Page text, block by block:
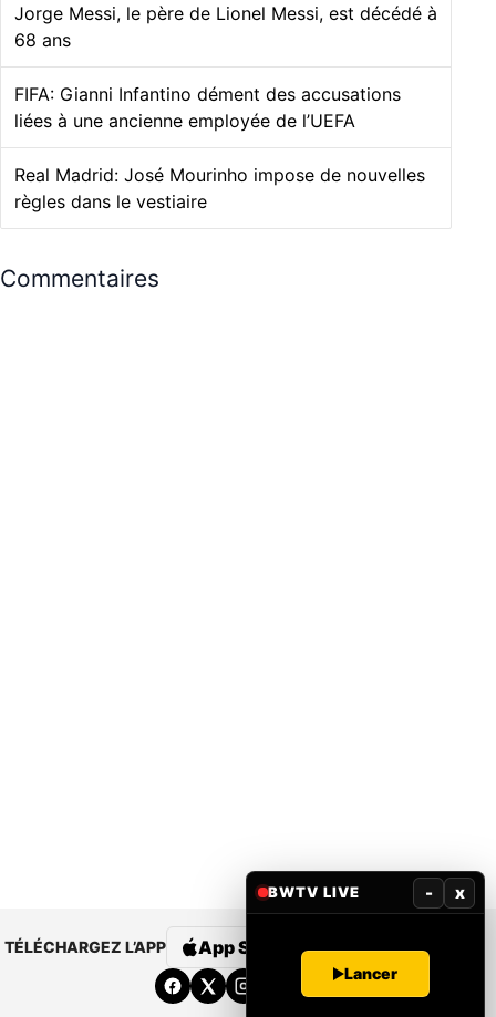
Jorge Messi, le père de Lionel Messi, est décédé à
68 ans
FIFA: Gianni Infantino dément des accusations
liées à une ancienne employée de l’UEFA
Real Madrid: José Mourinho impose de nouvelles
règles dans le vestiaire
Commentaires
TÉLÉCHARGEZ L’APP App Store Google Play
BWTV LIVE - x
Lancer